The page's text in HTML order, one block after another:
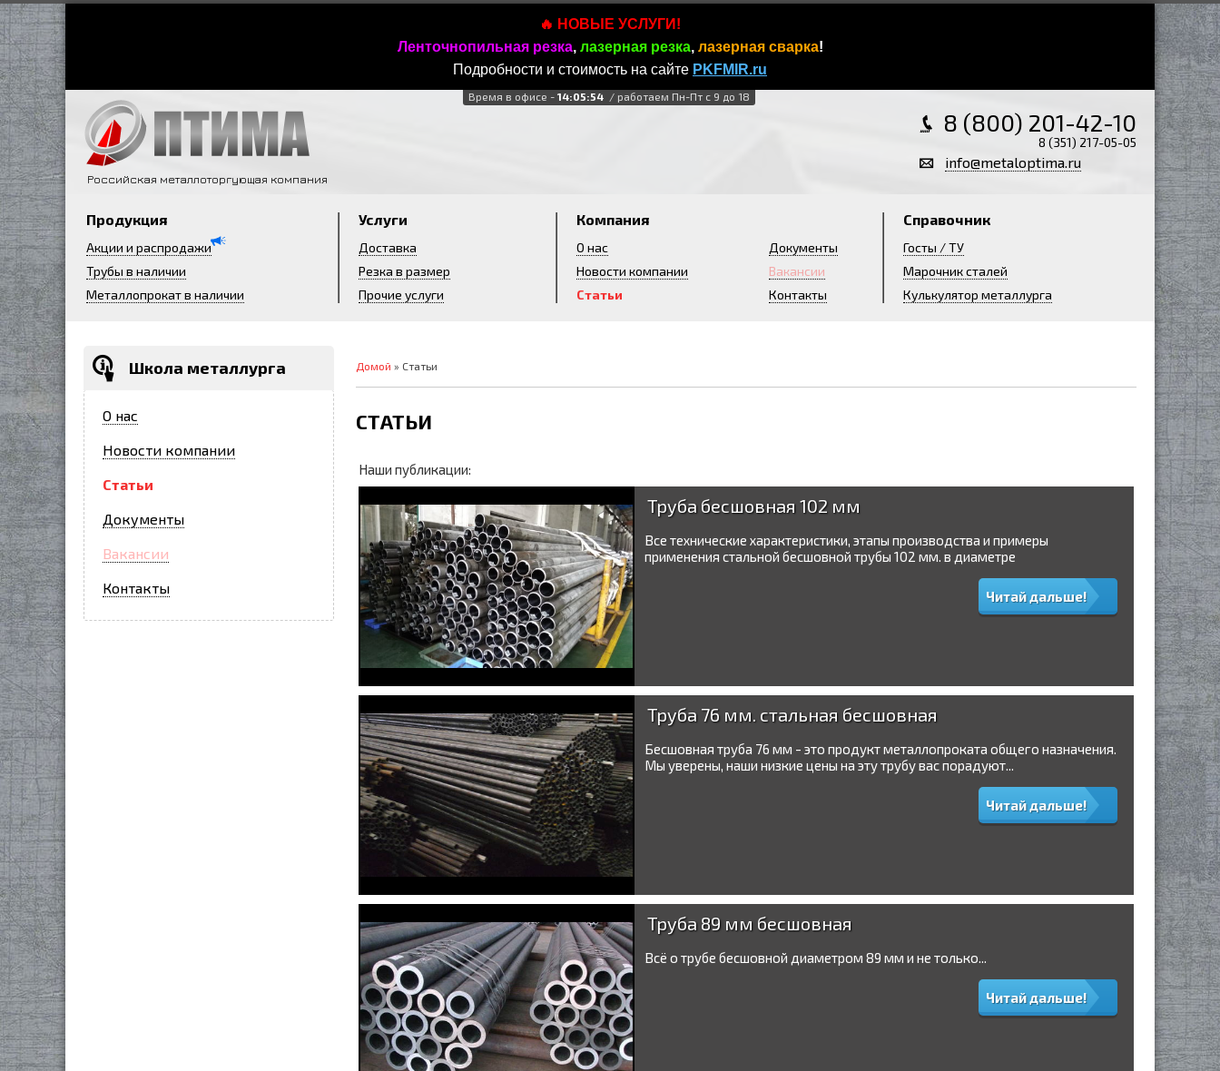
🔥 НОВЫЕ УСЛУГИ!
Ленточнопильная резка, лазерная резка, лазерная сварка!
Подробности и стоимость на сайте PKFMIR.ru
Время в офисе - 14:05:56 / работаем Пн-Пт с 9 до 18
Российская металлоторгующая компания
8 (800) 201-42-10
8 (351) 217-05-05
info@metaloptima.ru
Продукция
Акции и распродажи
Трубы в наличии
Металлопрокат в наличии
Услуги
Доставка
Резка в размер
Прочие услуги
Компания
О нас
Новости компании
Статьи
Документы
Вакансии
Контакты
Справочник
Госты / ТУ
Марочник сталей
Кулькулятор металлурга
Школа металлурга
О нас
Новости компании
Статьи
Документы
Вакансии
Контакты
Домой » Статьи
СТАТЬИ
Наши публикации:
Труба бесшовная 102 мм
Все технические характеристики, этапы производства и примеры
применения стальной бесшовной трубы 102 мм. в диаметре
Читай дальше!
Труба 76 мм. стальная бесшовная
Бесшовная труба 76 мм - это продукт металлопроката общего назначения.
Мы уверены, наши низкие цены на эту трубу вас порадуют...
Читай дальше!
Труба 89 мм бесшовная
Всё о трубе бесшовной диаметром 89 мм и не только...
Читай дальше!